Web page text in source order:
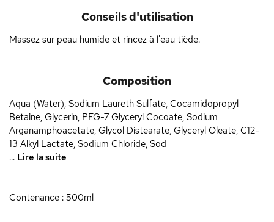
Conseils d'utilisation
Massez sur peau humide et rincez à l'eau tiède.
Composition
Aqua (Water), Sodium Laureth Sulfate, Cocamidopropyl
Betaine, Glycerin, PEG-7 Glyceryl Cocoate, Sodium
Arganamphoacetate, Glycol Distearate, Glyceryl Oleate, C12-
13 Alkyl Lactate, Sodium Chloride, Sod
... Lire la suite
Contenance : 500ml